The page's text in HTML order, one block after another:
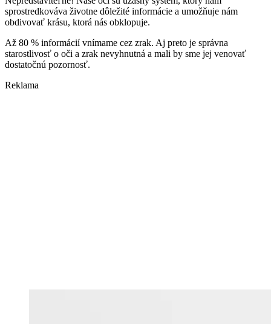
sprostredkováva životne dôležité informácie a umožňuje nám
obdivovať krásu, ktorá nás obklopuje.
Až 80 % informácií vnímame cez zrak. Aj preto je správna
starostlivosť o oči a zrak nevyhnutná a mali by sme jej venovať
dostatočnú pozornosť.
Reklama